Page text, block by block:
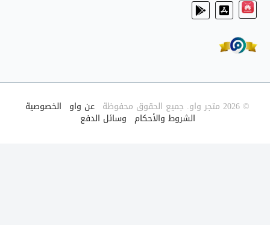
© 2026 متجر واو. جميع الحقوق محفوظة عن واو| الخصوصية|
الشروط والأحكام| وسائل الدفع|